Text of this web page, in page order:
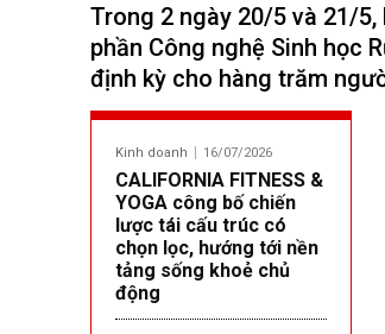
Trong 2 ngày 20/5 và 21/
phần Công nghệ Sinh học
định kỳ cho hàng trăm
Kinh doanh 16/07/2026
CALIFORNIA FITNESS &
YOGA công bố chiến
lược tái cấu trúc có
chọn lọc, hướng tới nền
tảng sống khoẻ chủ
động